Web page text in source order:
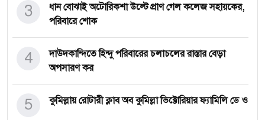
ধান বোঝাই অটোরিকশা উল্টে প্রাণ গেল কলেজ সহায়কের,
পরিবারে শোক
3
দাউদকান্দিতে হিন্দু পরিবারের চলাচলের রাস্তার বেড়া
অপসারণ কর
4
কুমিল্লায় রোটারী ক্লাব অব কুমিল্লা ভিক্টোরিয়ার ফ্যামিলি ডে ও
5